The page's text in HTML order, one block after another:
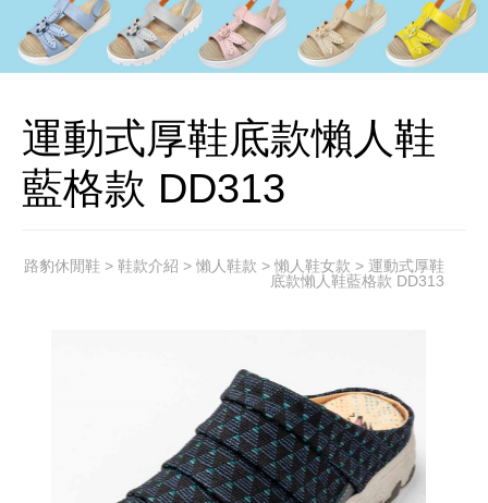
運動式厚鞋底款懶人鞋
藍格款 DD313
路豹休閒鞋 > 鞋款介紹 > 懶人鞋款 > 懶人鞋女款 > 運動式厚鞋
底款懶人鞋藍格款 DD313